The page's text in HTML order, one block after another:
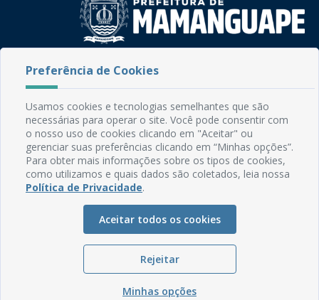
Rua do Imperador, 78, Centro
Email: comunicacao@mamanguape.pb.gov.br
Expediente: Segunda à Sexta, das 08h às 13h
Mapa do Site
Perguntas frequentes
Glossário
Ouvidoria
Serviços Internos
Política de Privacidade
Preferência de Cookies
Usamos cookies e tecnologias semelhantes que são
necessárias para operar o site. Você pode consentir com
o nosso uso de cookies clicando em "Aceitar" ou
gerenciar suas preferências clicando em “Minhas opções”.
Para obter mais informações sobre os tipos de cookies,
como utilizamos e quais dados são coletados, leia nossa
Política de Privacidade.
Aceitar todos os cookies
Rejeitar
Minhas opções